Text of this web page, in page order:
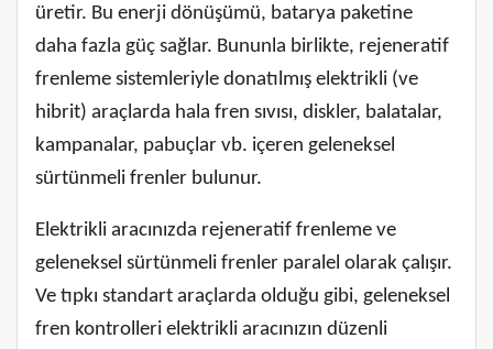
üretir. Bu enerji dönüşümü, batarya paketine
daha fazla güç sağlar. Bununla birlikte, rejeneratif
frenleme sistemleriyle donatılmış elektrikli (ve
hibrit) araçlarda hala fren sıvısı, diskler, balatalar,
kampanalar, pabuçlar vb. içeren geleneksel
sürtünmeli frenler bulunur.
Elektrikli aracınızda rejeneratif frenleme ve
geleneksel sürtünmeli frenler paralel olarak çalışır.
Ve tıpkı standart araçlarda olduğu gibi, geleneksel
fren kontrolleri elektrikli aracınızın düzenli